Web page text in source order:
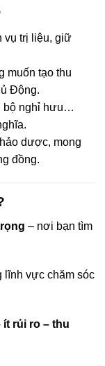
vụ trị liệu, giữ
muốn tạo thu
Động.
bộ nghỉ hưu…
dược, mong
đồng.
– nơi bạn tìm
lĩnh vực chăm sóc
ít rủi ro – thu